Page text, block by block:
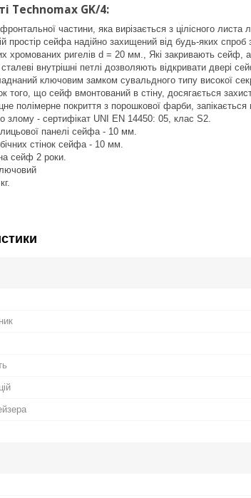
Technomax GK/4:
частини, яка вирізається з цілісного листа
простір сейфа надійно захищений від будь-яких
хромованих ригелів d = 20 мм., Які закривають сейф,
внутрішні петлі дозволяють відкривати двері
ключовим замком сувальдного типу високої
того, що сейф вмонтований в стіну, досягається захист
полімерне покриття з порошкової фарби, запікається
злому - сертифікат UNI EN 14450: 05, клас S2.
панелі сейфа - 10 мм.
стінок сейфа - 10 мм.
сейф 2 роки.